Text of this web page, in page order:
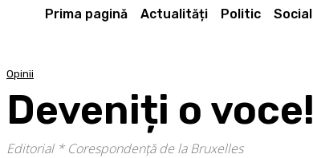
Prima pagină Actualități Politic Social
Opinii
Deveniți o voce!
Editorial * Corespondență de la Bruxelles